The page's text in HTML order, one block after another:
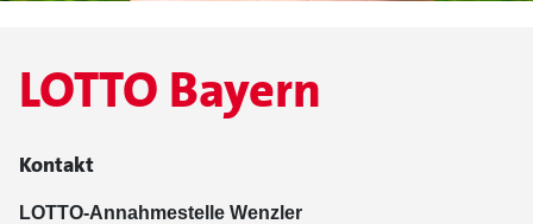
LOTTO Bayern
Kontakt
LOTTO-Annahmestelle Wenzler